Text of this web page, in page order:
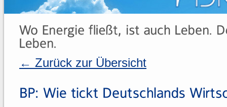
← Zurück zur Übersicht